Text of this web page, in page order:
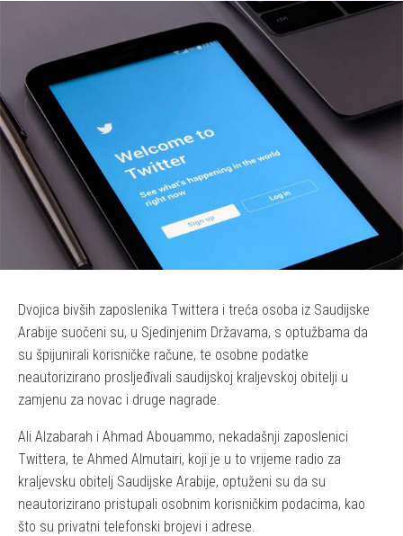
Dvojica bivših zaposlenika Twittera i treća osoba iz Saudijske
Arabije suočeni su, u Sjedinjenim Državama, s optužbama da
su špijunirali korisničke račune, te osobne podatke
neautorizirano prosljeđivali saudijskoj kraljevskoj obitelji u
zamjenu za novac i druge nagrade.
Ali Alzabarah i Ahmad Abouammo, nekadašnji zaposlenici
Twittera, te Ahmed Almutairi, koji je u to vrijeme radio za
kraljevsku obitelj Saudijske Arabije, optuženi su da su
neautorizirano pristupali osobnim korisničkim podacima, kao
što su privatni telefonski brojevi i adrese.